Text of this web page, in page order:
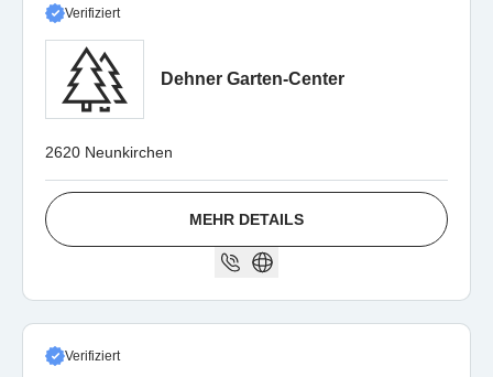
Verifiziert
Dehner Garten-Center
2620 Neunkirchen
MEHR DETAILS
Verifiziert